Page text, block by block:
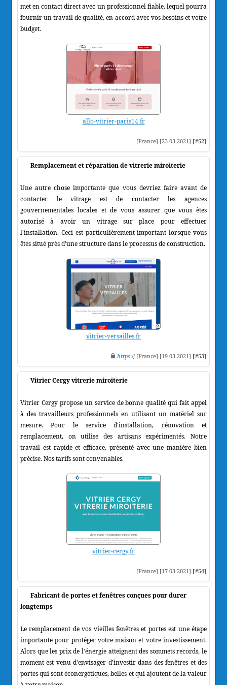
met en contact direct avec un professionnel fiable, lequel pourra
fournir un travail de qualité, en accord avec vos besoins et votre
budget.
allo-vitrier-paris14.fr
[France] [23-03-2021] [#52]
Remplacement et réparation de vitrerie miroiterie
Une autre chose importante que vous devriez faire avant de
contacter le vitrage est de contacter les agences
gouvernementales locales et de vous assurer que vous êtes
autorisé à avoir un vitrage sur place pour effectuer
l'installation. Ceci est particulièrement important lorsque vous
êtes situé près d'une structure dans le processus de construction.
vitrier-versailles.fr
https:// [France] [19-03-2021] [#53]
Vitrier Cergy vitrerie miroiterie
Vitrier Cergy propose un service de bonne qualité qui fait appel
à des travailleurs professionnels en utilisant un matériel sur
mesure. Pour le service d'installation, rénovation et
remplacement, on utilise des artisans expérimentés. Notre
travail est rapide et efficace, présenté avec une manière bien
précise. Nos tarifs sont convenables.
vitrier-cergy.fr
[France] [17-03-2021] [#54]
Fabricant de portes et fenêtres conçues pour durer
longtemps
Le remplacement de vos vieilles fenêtres et portes est une étape
importante pour protéger votre maison et votre investissement.
Alors que les prix de l'énergie atteignent des sommets records, le
moment est venu d'envisager d'investir dans des fenêtres et des
portes qui sont éconergétiques, belles et qui ajoutent de la valeur